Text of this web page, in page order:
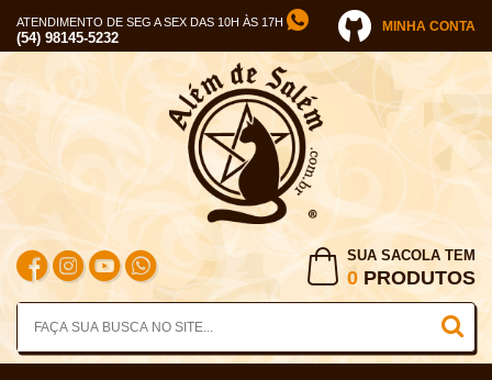
ATENDIMENTO DE SEG A SEX DAS 10H ÀS 17H
(54) 98145-5232
MINHA CONTA
SUA SACOLA TEM
0 PRODUTOS